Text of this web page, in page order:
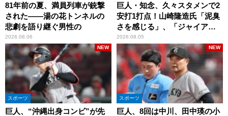
81年前の夏、満員列車が銃撃
された――湯の花トンネルの
悲劇を語り継ぐ男性の
2026.08.06
巨人・知念、久々スタメンで2
安打1打点！山崎隆造氏「泥臭
さを感じる」、「ジャイアン
ツには少ないタイプ」
2026.08.05
スポーツ
巨人、“沖縄出身コンビ”が先
NEW
スポーツ
巨人、8回は中川、田中瑛の小
NEW